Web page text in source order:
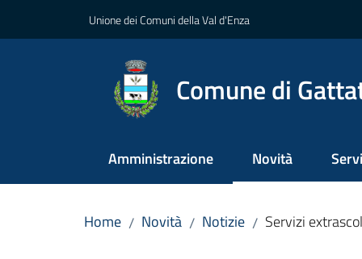
Unione dei Comuni della Val d'Enza
Comune di
Amministrazione Novità
Menu selezionato
Home / Novità / Notizie / Servizi